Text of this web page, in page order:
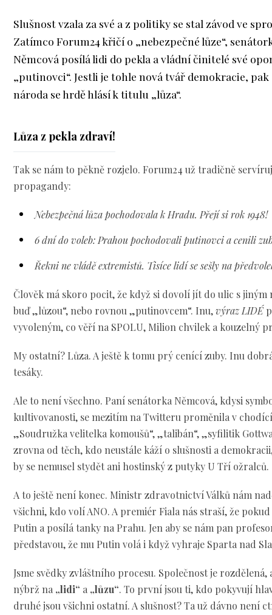
Slušnost vzala za své a z politiky se stal závod ve
Zatímco Forum24 křičí o „nebezpečné lůze“,
Němcová posílá lidi do pekla a vládní činitelé své
„putinovci“. Jestli je tohle nová tvář demokracie,
národa se hrdě hlásí k titulu „lůza“.
Lůza z pekla zdraví!
Tak se nám to pěkně rozjelo. Forum24 už tradičně
propagandy:
Nebezpečná lůza pochodovala k Hradu. Přejí si rok 1948!
6 dní do voleb: Prahou pochodovali putinovci a cenili
Řekni ne vládě extremistů. Tisíce lidí se sešly na
Člověk má skoro pocit, že když si dovolí jít do ulic s jiným
buď „lůzou“, nebo rovnou „putinovcem“. Inu,výraz LIDÉ
vyvoleným, co věří na SPOLU, Milion chvilek a kouzelný
My ostatní? Lůza. A ještě k tomu prý cenící zuby. Inu
tesáky.
Ale to není všechno. Paní senátorka Němcová, kdysi
kultivovanosti, se mezitím na Twitteru proměnila v
„Soudružka velitelka komoušů“, „talibán“, „syfilitik
zrovna od těch, kdo neustále káží o slušnosti a
by se nemusel stydět ani hostinský z putyky U Tří ožralců.
A to ještě není konec. Ministr zdravotnictví Válků nám
všichni, kdo volí ANO. A premiér Fiala nás straší, že
Putin a posílá tanky na Prahu. Jen aby se nám pan
představou, že mu Putin volá i když vyhraje Sparta nad
Jsme svědky zvláštního procesu. Společnost je rozdělená,
nýbrž na „lidi“ a „lůzu“. To první jsou ti, kdo pokyvují
druhé jsou všichni ostatní. A slušnost? Ta už dávno není